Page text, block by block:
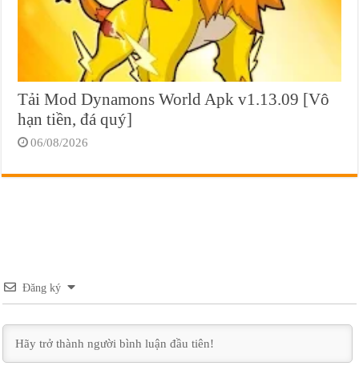
Tải Mod Dynamons World Apk v1.13.09 [Vô
hạn tiền, đá quý]
06/08/2026
Đăng ký